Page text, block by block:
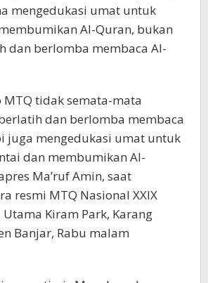
mengedukasi umat untuk
Al-Quran, bukan
dan berlomba membaca Al-
MTQ tidak semata-mata
dan berlomba membaca
juga mengedukasi umat untuk
dan membumikan Al-
Ma’ruf Amin, saat
resmi MTQ Nasional XXIX
Kiram Park, Karang
Banjar, Rabu malam